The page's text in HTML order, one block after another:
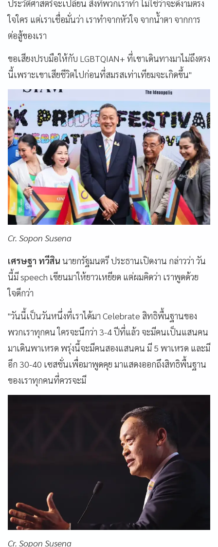
ประวัติศาสตร์จะเปลี่ยน สิ่งที่พวกเราทำ ไม่ใช่ว่าจะดีงามตรง
ใจใคร แต่เราเชื่อมั่นว่า เราทำจากหัวใจ จากน้ำตา จากการ
ต่อสู้ของเรา
ขอเสียงปรบมือให้กับ LGBTQIAN+ ที่เขาเดินทางมาไม่ถึงตรง
นี้เพราะเขาเสียชีวิตไปก่อนที่สมรสเท่าเทียมจะเกิดขึ้น"
Cr. Sopon Susena
เศรษฐา ทวีสิน นายกรัฐมนตรี ประธานเปิดงาน กล่าวว่า วัน
นี้มี speech เขียนมาให้ยาวเหยียด แต่ผมคิดว่า เราพูดด้วย
ใจดีกว่า
"วันนี้เป็นวันหนึ่งที่เราได้มา Celebrate สิทธิพื้นฐานของ
พวกเราทุกคน ใครจะนึกว่า 3-4 ปีที่แล้ว จะมีคนเป็นแสนคน
มาเดินพาเหรด พรุ่งนี้จะมีคนสองแสนคน มี 5 พาเหรด และมี
อีก 30-40 เซสชั่นเพื่อมาพูดคุย มาแสดงออกถึงสิทธิพื้นฐาน
ของเราทุกคนที่ควรจะมี
Cr. Sopon Susena